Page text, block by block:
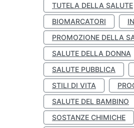
TUTELA DELLA SALUTE
BIOMARCATORI
PROMOZIONE DELLA
SALUTE DELLA DONNA
SALUTE PUBBLICA
STILI DI VITA
SALUTE DEL BAMBINO
SOSTANZE CHIMICHE